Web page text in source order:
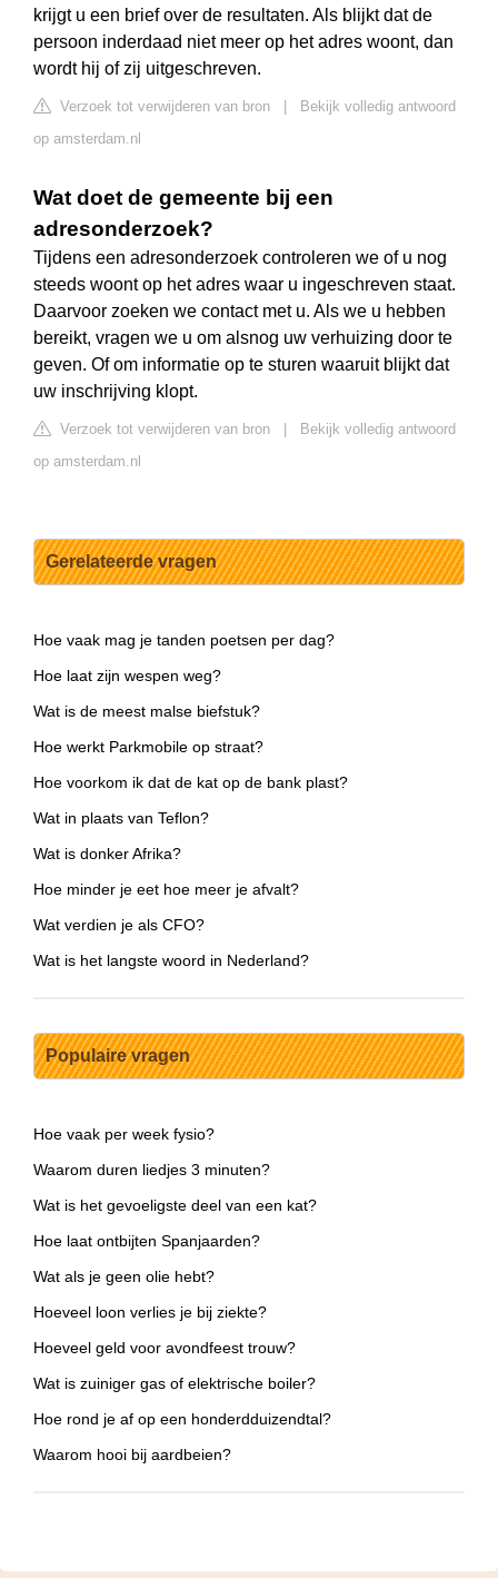
krijgt u een brief over de resultaten. Als blijkt dat de
persoon inderdaad niet meer op het adres woont, dan
wordt hij of zij uitgeschreven.
Verzoek tot verwijderen van bron
Bekijk volledig antwoord
op amsterdam.nl
Wat doet de gemeente bij een
adresonderzoek?
Tijdens een adresonderzoek controleren we of u nog
steeds woont op het adres waar u ingeschreven staat.
Daarvoor zoeken we contact met u. Als we u hebben
bereikt, vragen we u om alsnog uw verhuizing door te
geven. Of om informatie op te sturen waaruit blijkt dat
uw inschrijving klopt.
Verzoek tot verwijderen van bron
Bekijk volledig antwoord
op amsterdam.nl
Gerelateerde vragen
Hoe vaak mag je tanden poetsen per dag?
Hoe laat zijn wespen weg?
Wat is de meest malse biefstuk?
Hoe werkt Parkmobile op straat?
Hoe voorkom ik dat de kat op de bank plast?
Wat in plaats van Teflon?
Wat is donker Afrika?
Hoe minder je eet hoe meer je afvalt?
Wat verdien je als CFO?
Wat is het langste woord in Nederland?
Populaire vragen
Hoe vaak per week fysio?
Waarom duren liedjes 3 minuten?
Wat is het gevoeligste deel van een kat?
Hoe laat ontbijten Spanjaarden?
Wat als je geen olie hebt?
Hoeveel loon verlies je bij ziekte?
Hoeveel geld voor avondfeest trouw?
Wat is zuiniger gas of elektrische boiler?
Hoe rond je af op een honderdduizendtal?
Waarom hooi bij aardbeien?